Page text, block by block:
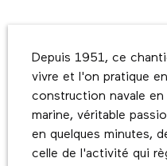
Depuis 1951, ce
vivre et l'on pratique
construction navale
marine, véritable
en quelques minutes,
celle de l'activité qui